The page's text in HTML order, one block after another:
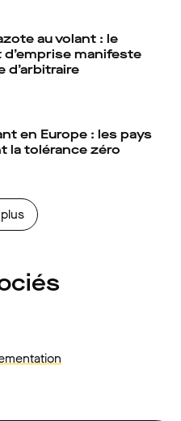
au volant : le
manifeste
d’arbitraire
en Europe : les pays
la tolérance zéro